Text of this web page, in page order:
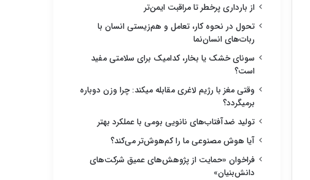
از بارداری پرخطر تا مراقبت ایمن‌تر
تحول در نحوه کار، تعامل و هم‌زیستی انسان با
ربات‌های انسان‌نما
سونای خشک یا بخار، کدامیک برای سلامتی مفید
است؟
وقتی مغز با رژیم لاغری مقابله میکند: چرا وزن دوباره
برمیگردد؟
تولید ضدآفتاب‌های نانویی بومی با عملکرد بهتر
آیا هوش مصنوعی ما را کم‌هوش‌تر می‌کند؟
فراخوان «حمایت از پژوهش‌های عمیق شرکت‌های
دانش‌بنیان»